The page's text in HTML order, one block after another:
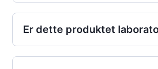
Er dette produktet